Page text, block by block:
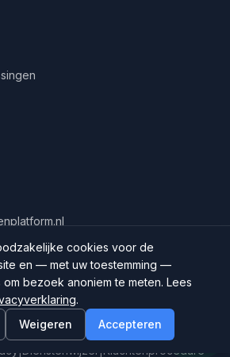
AV Deventer
Schuldenplatform.nl
|Dienstenwijzer |Klachtenprocedure
cookies voor de
en — met uw toestemming —
om bezoek anoniem te meten. Lees
.
Weigeren Accepteren